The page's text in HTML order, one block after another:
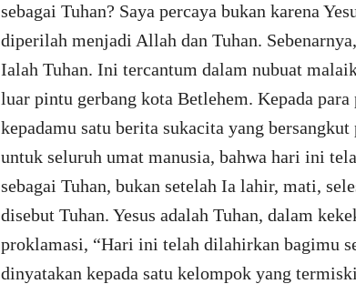
sebagai Tuhan? Saya percaya bukan karena
diperilah menjadi Allah dan Tuhan.
Ialah Tuhan. Ini tercantum dalam nubuat
luar pintu gerbang kota Betlehem. Kepada
kepadamu satu berita sukacita yang
untuk seluruh umat manusia, bahwa hari ini
sebagai Tuhan, bukan setelah Ia lahir, mati,
disebut Tuhan. Yesus adalah Tuhan, dalam
proklamasi, “Hari ini telah dilahirkan bagimu
dinyatakan kepada satu kelompok yang